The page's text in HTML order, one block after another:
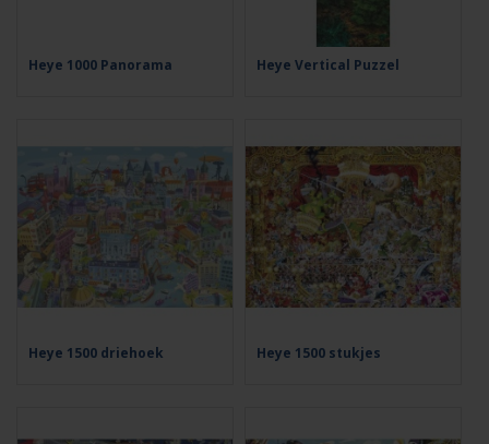
Heye 1000 Panorama Heye Vertical Puzzel
Heye 1500 driehoek Heye 1500 stukjes